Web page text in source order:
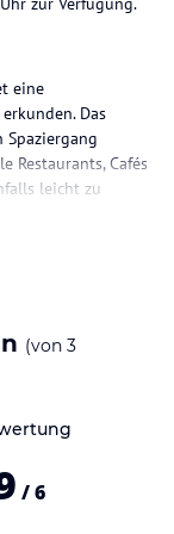
eine
Das
Restaurants, Cafés
leicht zu
Balkon. Die
Sie ein leckeres
(von 3
/ 6